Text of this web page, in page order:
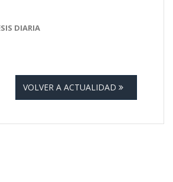
DIARIA
VOLVER A ACTUALIDAD